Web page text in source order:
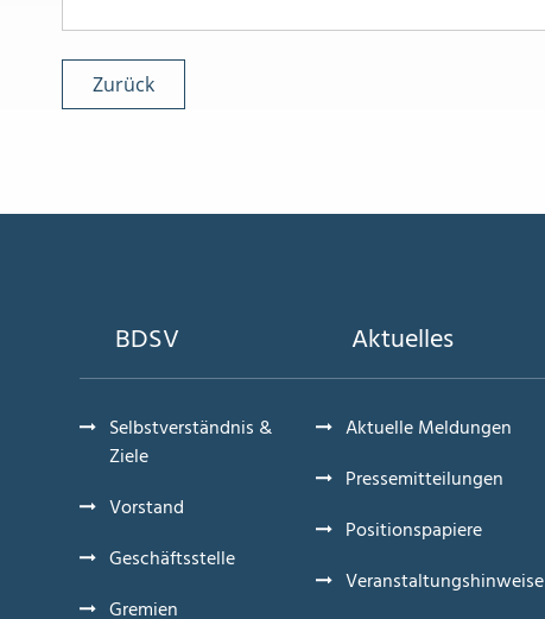
Zurück
BDSV
Selbstverständnis &
Ziele
Vorstand
Geschäftsstelle
Gremien
Aktuelles
Aktuelle Meldungen
Pressemitteilungen
Positionspapiere
Veranstaltungshinweise